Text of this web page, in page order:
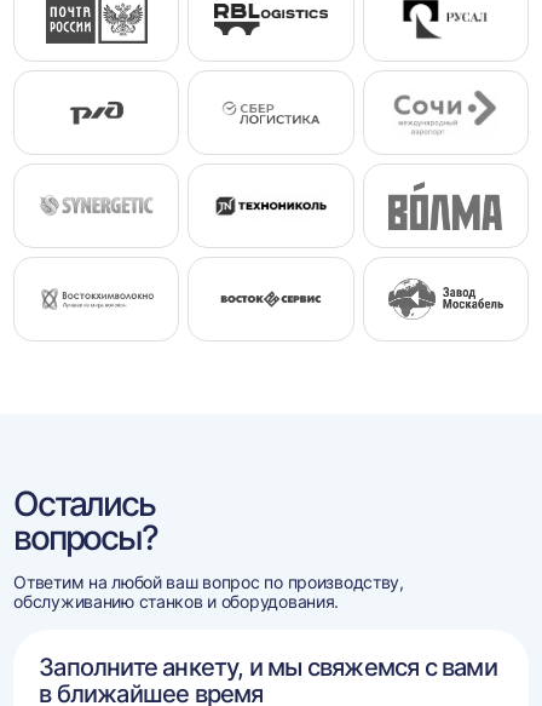
Остались
вопросы?
Ответим на любой ваш вопрос по производству,
обслуживанию станков и оборудования.
Заполните анкету, и мы свяжемся с вами
в ближайшее время